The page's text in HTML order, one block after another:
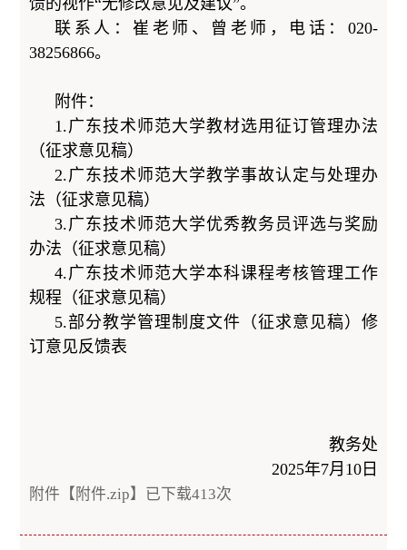
联系人：崔老师、曾老师，电话：020-
38256866。
附件：
1.广东技术师范大学教材选用征订管理办法
（征求意见稿）
2.广东技术师范大学教学事故认定与处理办
法（征求意见稿）
3.广东技术师范大学优秀教务员评选与奖励
办法（征求意见稿）
4.广东技术师范大学本科课程考核管理工作
规程（征求意见稿）
5.部分教学管理制度文件（征求意见稿）修
订意见反馈表
教务处
2025年7月10日
附件【 附件.zip】已下载413次